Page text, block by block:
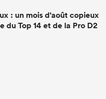
: un mois d'août copieux
du Top 14 et de la Pro D2